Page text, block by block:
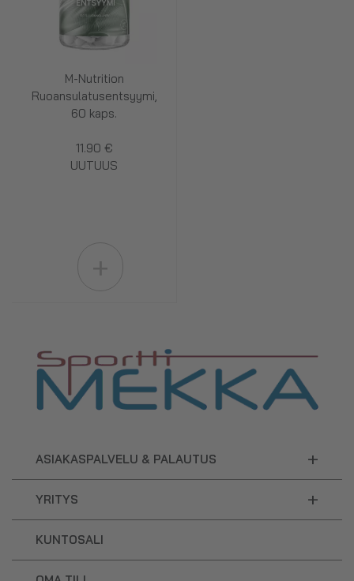
M-Nutrition
Ruoansulatusentsyymi,
60 kaps.
11.90 €
UUTUUS
ASIAKASPALVELU & PALAUTUS +
YRITYS +
KUNTOSALI